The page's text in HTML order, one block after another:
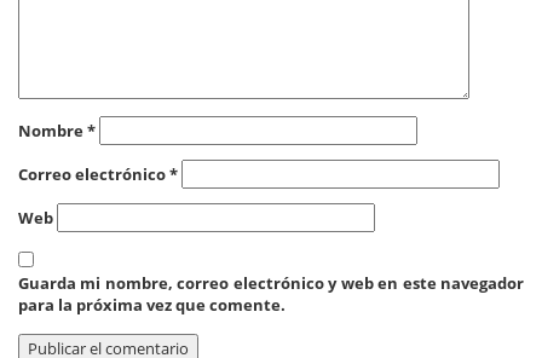
Nombre*
Correo electrónico*
Web
Guarda mi nombre, correo electrónico y web en este navegador
para la próxima vez que comente.